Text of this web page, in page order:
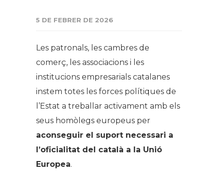
5 DE FEBRER DE 2026
Les patronals, les cambres de
comerç, les associacions i les
institucions empresarials catalanes
instem totes les forces polítiques de
l’Estat a treballar activament amb els
seus homòlegs europeus per
aconseguir el suport necessari a
l’oficialitat del català a la Unió
Europea.